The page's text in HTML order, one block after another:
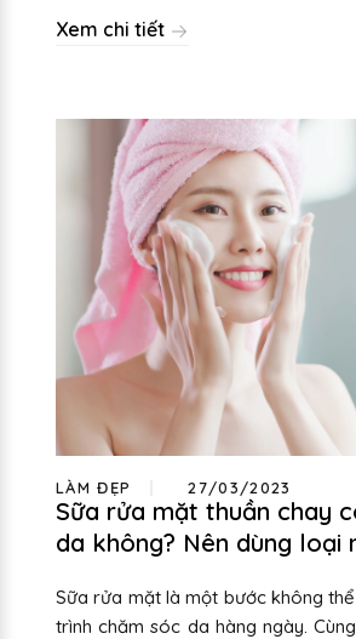
Xem chi tiết
LÀM ĐẸP 27/03/2023
Sữa rửa mặt thuần chay
da không? Nên dùng loại
Sữa rửa mặt là một bước không
trình chăm sóc da hàng ngày.